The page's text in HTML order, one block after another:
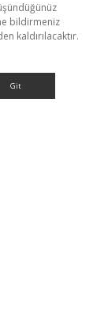
bildirmeniz
kaldırılacaktır.